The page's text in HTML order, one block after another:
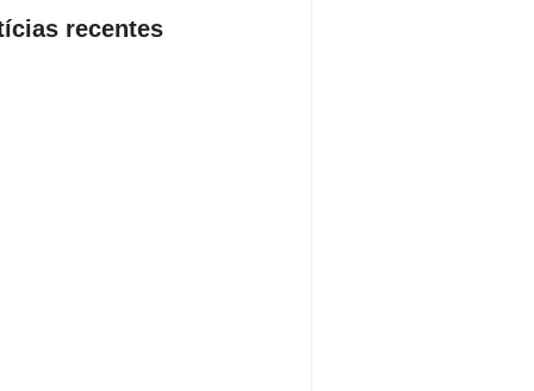
recentes